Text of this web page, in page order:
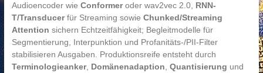
Audioencoder wie Conformeroder wav2vec 2.0, RNN-
T/Transducerfür Streaming sowie Chunked/Streaming
Attention sichern Echtzeitfähigkeit; Begleitmodelle für
Segmentierung, Interpunktion und Profanitäts-/PII-Filter
stabilisieren Ausgaben. Produktionsreife entsteht durch
Terminologieanker, Domänenadaption Quantisierung und